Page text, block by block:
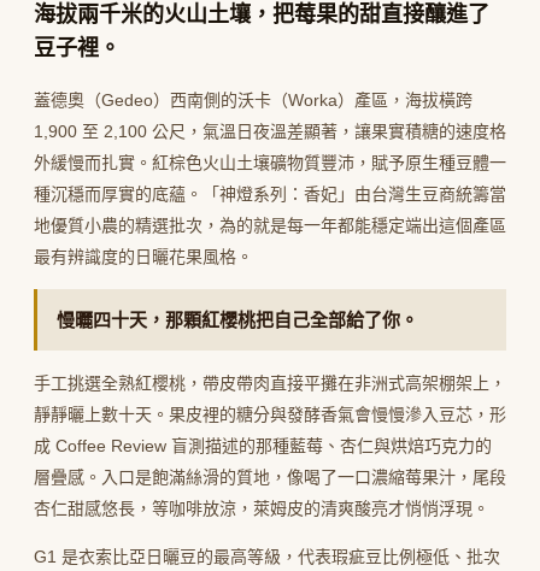
海拔兩千米的火山土壤，把莓果的甜直接釀進了
豆子裡。
蓋德奧（Gedeo）西南側的沃卡（Worka）產區，海拔橫跨
1,900 至 2,100 公尺，氣溫日夜溫差顯著，讓果實積糖的速度格
外緩慢而扎實。紅棕色火山土壤礦物質豐沛，賦予原生種豆體一
種沉穩而厚實的底蘊。「神燈系列：香妃」由台灣生豆商統籌當
地優質小農的精選批次，為的就是每一年都能穩定端出這個產區
最有辨識度的日曬花果風格。
慢曬四十天，那顆紅櫻桃把自己全部給了你。
手工挑選全熟紅櫻桃，帶皮帶肉直接平攤在非洲式高架棚架上，
靜靜曬上數十天。果皮裡的糖分與發酵香氣會慢慢滲入豆芯，形
成 Coffee Review 盲測描述的那種藍莓、杏仁與烘焙巧克力的
層疊感。入口是飽滿絲滑的質地，像喝了一口濃縮莓果汁，尾段
杏仁甜感悠長，等咖啡放涼，萊姆皮的清爽酸亮才悄悄浮現。
G1 是衣索比亞日曬豆的最高等級，代表瑕疵豆比例極低、批次